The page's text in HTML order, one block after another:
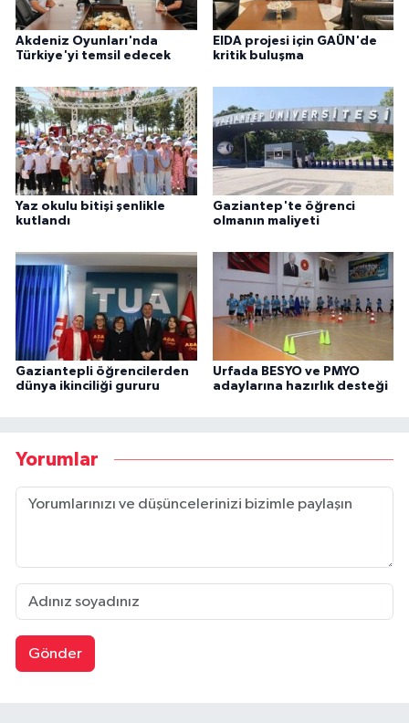
Akdeniz Oyunları'nda
Türkiye'yi temsil edecek
EIDA projesi için GAÜN'de
kritik buluşma
Yaz okulu bitişi şenlikle
kutlandı
Gaziantep'te öğrenci
olmanın maliyeti
Gaziantepli öğrencilerden
dünya ikinciliği gururu
Urfada BESYO ve PMYO
adaylarına hazırlık desteği
Yorumlar
Gönder